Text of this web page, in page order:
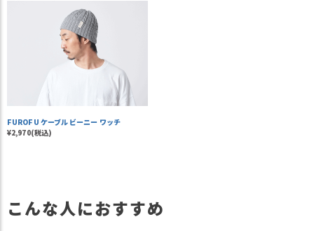
FUROFU ケーブル ビーニー ワッチ
¥2,970(税込)
こんな人におすすめ